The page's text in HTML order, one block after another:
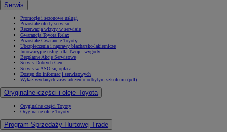
Serwis
Promocje i sezonowe usługi
Pozostałe oferty serwisu
Rezerwacja wizyty w serwisie
Gwarancja Toyota Relax
Pozostałe Gwarancje Toyoty
Ubezpieczenia i naprawy blacharsko-lakiernicze
Innowacyjne usługi dla Twojej wygody
Bezpłatne Akcje Serwisowe
Serwis Dobrych Cen
Serwis w ASO się opłaca
Dostęp do informacji serwisowych
Wykaz wydanych zaświadczeń o odbytym szkoleniu (pdf)
Oryginalne części i oleje Toyota
Oryginalne części Toyoty
Oryginalne oleje Toyoty
Program Sprzedaży Hurtowej Trade